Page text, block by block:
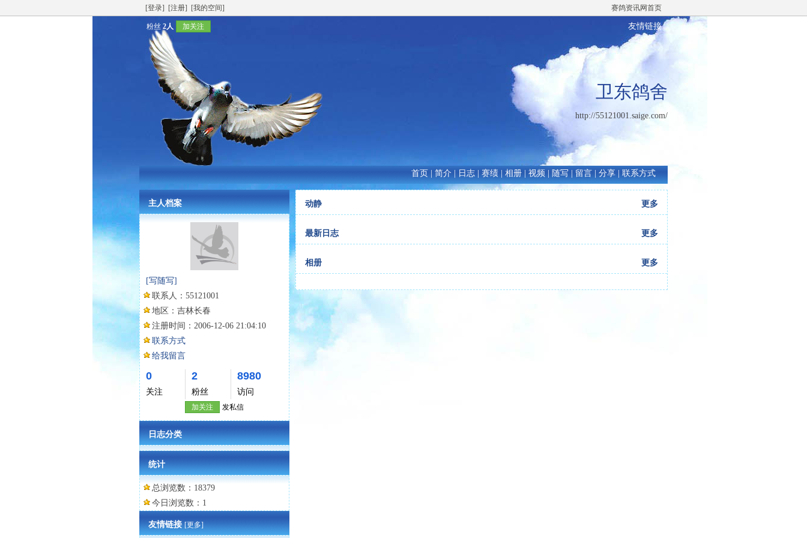
[登录] [注册] [我的空间] 赛鸽资讯网首页
粉丝 2人 加关注 友情链接
卫东鸽舍
http://55121001.saige.com/
首页 简介 日志 赛绩 相册 视频 随写 留言 分享 联系方式
主人档案
[写随写]
联系人： 55121001
地区： 吉林长春
注册时间： 2006-12-06 21:04:10
联系方式
给我留言
0
关注
2
粉丝
8980
访问
加关注 发私信
日志分类
统计
总浏览数：18379
今日浏览数：1
友情链接[更多]
动静 更多
最新日志 更多
相册 更多